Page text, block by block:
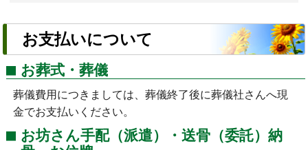
お支払いについて
お葬式・葬儀
葬儀費用につきましては、葬儀終了後に葬儀社さんへ現
金でお支払いください。
お坊さん手配（派遣）・送骨（委託）納